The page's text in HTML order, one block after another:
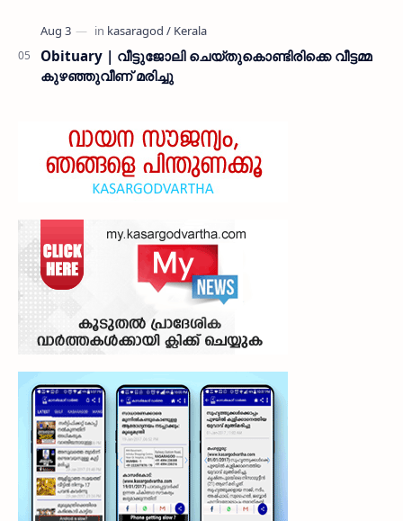
Obituary | വീട്ടുജോലി ചെയ്തുകൊണ്ടിരിക്കെ വീട്ടമ്മ
കുഴഞ്ഞുവീണ് മരിച്ചു